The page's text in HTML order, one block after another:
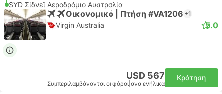
SYD Σίδνεϊ Αεροδρόμιο Αυστραλία
Οικονομικό | Πτήση #VA1206 +1
Virgin Australia 5.0
USD 567
Συμπεριλαμβάνονται οι φόροι ανα ενήλικα
Κράτηση